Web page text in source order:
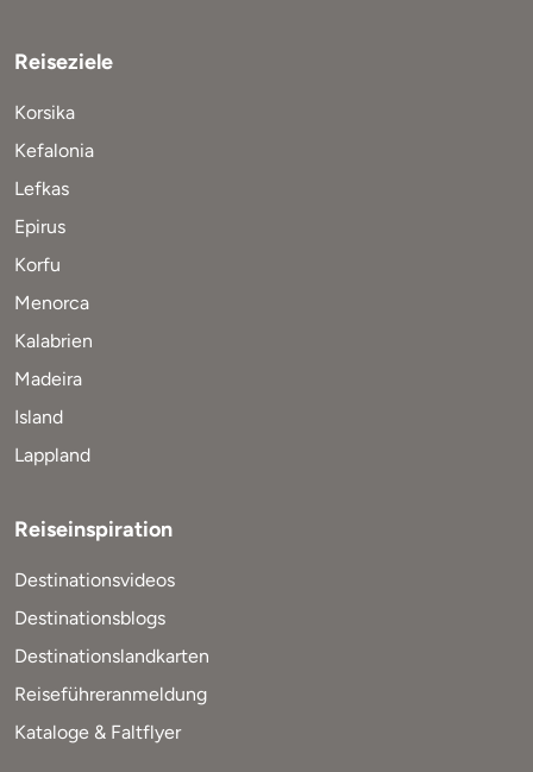
Reiseziele
Korsika
Kefalonia
Lefkas
Epirus
Korfu
Menorca
Kalabrien
Madeira
Island
Lappland
Reiseinspiration
Destinationsvideos
Destinationsblogs
Destinationslandkarten
Reiseführeranmeldung
Kataloge & Faltflyer